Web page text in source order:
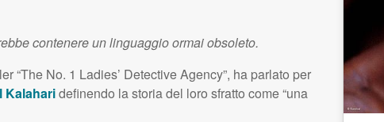
contenere un linguaggio ormai obsoleto.
“The No. 1 Ladies’ Detective Agency”, ha parlato per
Kalaharidefinendo la storia del loro sfratto come “una